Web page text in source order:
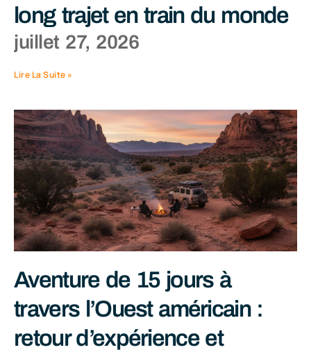
long trajet en train du monde
juillet 27, 2026
Lire La Suite »
Aventure de 15 jours à
travers l’Ouest américain :
retour d’expérience et